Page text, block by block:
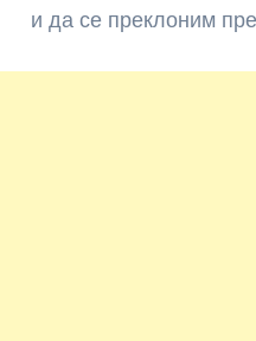
и да се преклоним